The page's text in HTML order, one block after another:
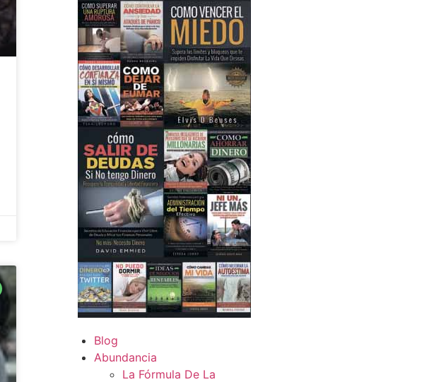
Blog
Abundancia
La Fórmula De La